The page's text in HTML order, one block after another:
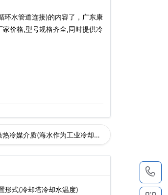
环水管道连接)的内容了，广东康
价格,型号规格齐全,同时提供冷
冷媒介质(海水作为工业冷却水)
形式(冷却塔冷却水温度)